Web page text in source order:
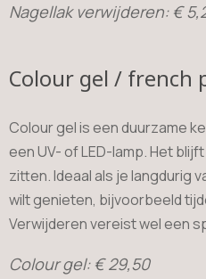
Nagellak verwijderen: €
Colour gel / french
Colour gel is een duurzame
een UV- of LED-lamp. Het
zitten. Ideaal als je langdurig
wilt genieten, bijvoorbeeld
Verwijderen vereist wel een
Colour gel: € 29,50